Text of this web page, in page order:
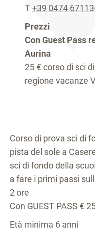
Corso di prova sci di
pista del sole a
sci di fondo della
a fare i primi passi
2 ore
Con GUEST PASS €
Età minima 6 anni
T+39 0474
Prezzi
Con Guest Pass
Aurina
25 €corso di sci
regione vacanze